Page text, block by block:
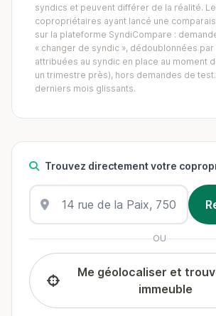
syndics et peuvent différer de la réalité.
copropriétaires ayant lancé une
sur la plateforme SyndiCompare :
« changer de syndic », dédoublonnées par
attribuées au syndic en place au moment
un trimestre près), hors demandes de
derniers mois glissants.
Trouvez directement votre
OU
Me géolocaliser et
immeuble